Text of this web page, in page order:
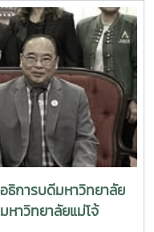
ดการโครงการ Taiwan-
นมหาวิทยาลัยแม่โจ้เพื่อ
ดตั้งฐานปฏิบัติการ
หาวิทยาลัยแม่โจ้ จังหวัด
ปลี่ยนความรู้ เทคโนโลยี
ความต้องการของตลาด
าหมายเพื่อส่งเสริม
นการศึกษาและภาค
กศึกษาที่มีศักยภาพใน
ำงานในไต้หวัน นอกจาก
นวิศวกรรมเกษตรและ
าหกรรมเกษตร
ธิการบดีมหาวิทยาลัย
าวิทยาลัยแม่โจ้